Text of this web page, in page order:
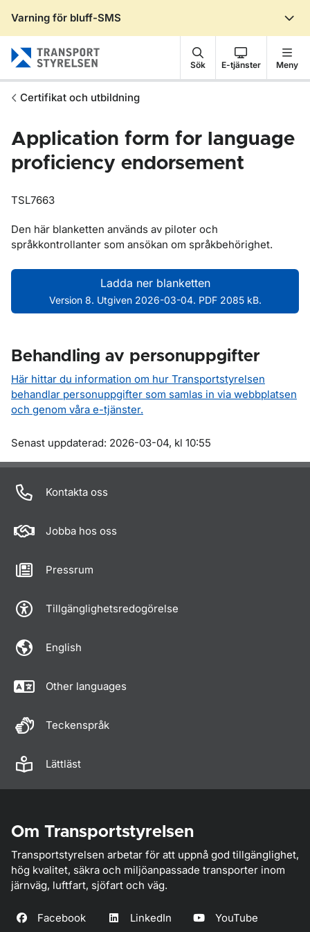
Varning för bluff-SMS
Sök E-tjänster Meny
Certifikat och utbildning
Application form for language
proficiency endorsement
TSL7663
Den här blanketten används av piloter och
språkkontrollanter som ansökan om språkbehörighet.
Ladda ner blanketten
Version 8. Utgiven 2026-03-04. PDF 2085 kB.
Behandling av personuppgifter
Här hittar du information om hur Transportstyrelsen
behandlar personuppgifter som samlas in via webbplatsen
och genom våra e-tjänster.
Om sidan
Senast uppdaterad: 2026-03-04, kl 10:55
Kontakta oss
Jobba hos oss
Pressrum
Tillgänglighetsredogörelse
English
Other languages
Teckenspråk
Lättläst
Om Transportstyrelsen
Transportstyrelsen arbetar för att uppnå god tillgänglighet,
hög kvalitet, säkra och miljöanpassade transporter inom
järnväg, luftfart, sjöfart och väg.
Facebook LinkedIn YouTube